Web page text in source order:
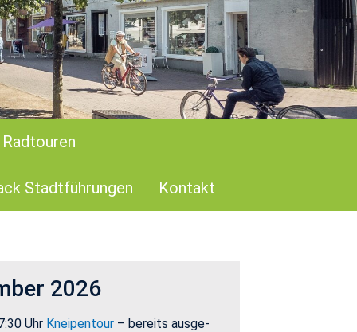
Stadtführungen Kontakt
2026
Uhr Knei­pen­tour– be­reits aus­ge­